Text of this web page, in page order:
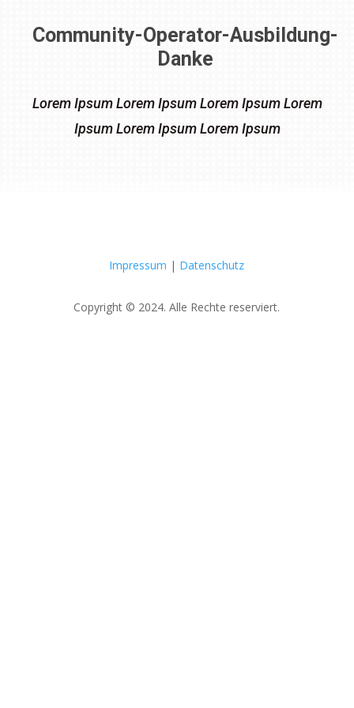
Community-Operator-Ausbildung-
Danke
Lorem Ipsum Lorem Ipsum Lorem Ipsum Lorem
Ipsum Lorem Ipsum Lorem Ipsum
Impressum | Datenschutz
Copyright © 2024. Alle Rechte reserviert.